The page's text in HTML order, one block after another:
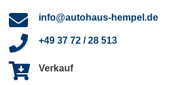
info@autohaus-hempel.de
+49 37 72 / 28 513
Verkauf